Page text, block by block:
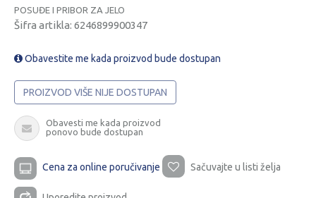
POSUĐE I PRIBOR ZA JELO
Šifra artikla: 6246899900347
Obavestite me kada proizvod bude dostupan
PROIZVOD VIŠE NIJE DOSTUPAN
Obavesti me kada proizvod
ponovo bude dostupan
Cena za online poručivanje Sačuvajte u listi želja